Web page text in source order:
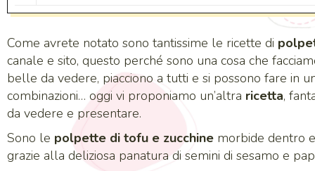
Come avrete notato sono tantissime le ricette di
canale e sito, questo perché sono una cosa che
belle da vedere, piacciono a tutti e si possono fare in
combinazioni… oggi vi proponiamo un’altra ricetta,
da vedere e presentare.
Sono le polpette di tofu e zucchine morbide dentro
grazie alla deliziosa panatura di semini di sesamo e